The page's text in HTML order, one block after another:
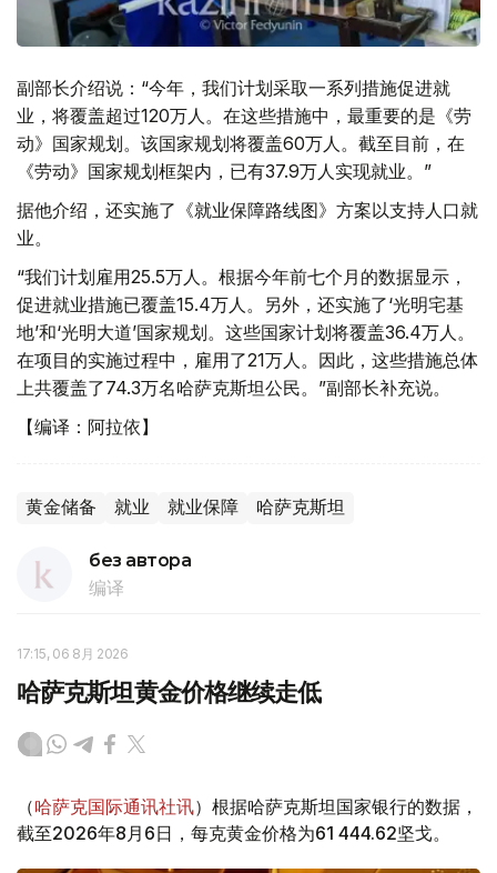
副部长介绍说：“今年，我们计划采取一系列措施促进就
业，将覆盖超过120万人。在这些措施中，最重要的是《劳
动》国家规划。该国家规划将覆盖60万人。截至目前，在
《劳动》国家规划框架内，已有37.9万人实现就业。”
据他介绍，还实施了《就业保障路线图》方案以支持人口就
业。
“我们计划雇用25.5万人。根据今年前七个月的数据显示，
促进就业措施已覆盖15.4万人。另外，还实施了‘光明宅基
地’和‘光明大道’国家规划。这些国家计划将覆盖36.4万人。
在项目的实施过程中，雇用了21万人。因此，这些措施总体
上共覆盖了74.3万名哈萨克斯坦公民。”副部长补充说。
【编译：阿拉依】
黄金储备 就业 就业保障 哈萨克斯坦
без автора
编译
17:15, 06 8月 2026
哈萨克斯坦黄金价格继续走低
（哈萨克国际通讯社讯）根据哈萨克斯坦国家银行的数据，
截至2026年8月6日，每克黄金价格为61 444.62坚戈。